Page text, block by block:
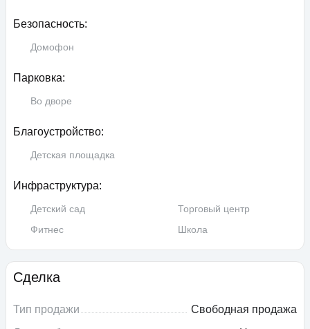
Безопасность:
Домофон
Парковка:
Во дворе
Благоустройство:
Детская площадка
Инфраструктура:
Детский сад
Торговый центр
Фитнес
Школа
Сделка
Тип продажи
Свободная продажа